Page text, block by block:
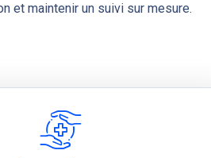
et maintenir un suivi sur mesure.